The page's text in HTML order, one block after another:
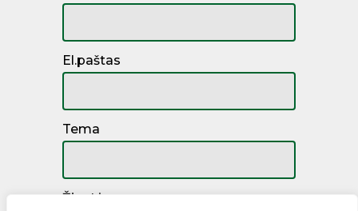
El.paštas
Tema
Žinutė